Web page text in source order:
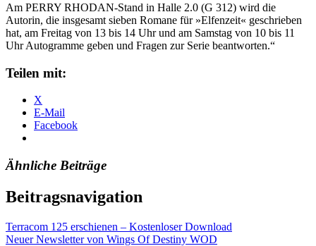
Am PERRY RHODAN-Stand in Halle 2.0 (G 312) wird die
Autorin, die insgesamt sieben Romane für »Elfenzeit« geschrieben
hat, am Freitag von 13 bis 14 Uhr und am Samstag von 10 bis 11
Uhr Autogramme geben und Fragen zur Serie beantworten.“
Teilen mit:
X
E-Mail
Facebook
Ähnliche Beiträge
Beitragsnavigation
Terracom 125 erschienen – Kostenloser Download
Neuer Newsletter von Wings Of Destiny WOD